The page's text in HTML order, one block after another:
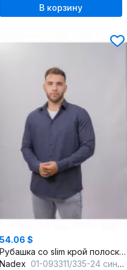
В корзину
54.06 $
Рубашка со slim крой полоска классическая для делового образа
Nadex 01-093311/335-24 сине-голубой